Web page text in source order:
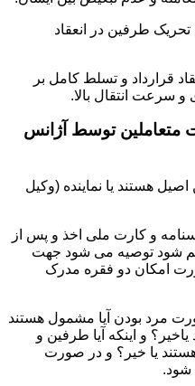
طرفین در انعقاد
قرارداد و تسلط کامل بر
سرعت انتقال بالا.
توسط آژانس
هستند یا نماینده (وکیل
و کارت ملی اخذ و پس از
شود توصیه می شود جهت
امکان دو فقره مدرک
مرد بودن آیا مشمول هستند
و اینکه آیا طرفین و
یا خیر؟ و در صورت
شود.